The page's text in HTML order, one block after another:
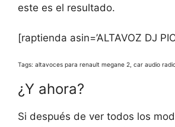
este es el resultado.
[raptienda asin=’ALTAVOZ DJ
Tags: altavoces para renault megane 2, car audio
¿Y ahora?
Si después de ver todos los